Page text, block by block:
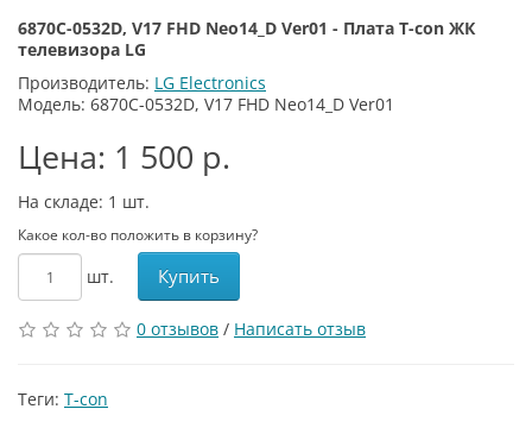
6870C-0532D, V17 FHD Neo14_D Ver01 - Плата T-con ЖК
телевизора LG
Производитель: LG Electronics
Модель: 6870C-0532D, V17 FHD Neo14_D Ver01
Цена: 1 500 р.
На складе: 1 шт.
Какое кол-во положить в корзину?
шт. Купить
0 отзывов / Написать отзыв
Теги: T-con